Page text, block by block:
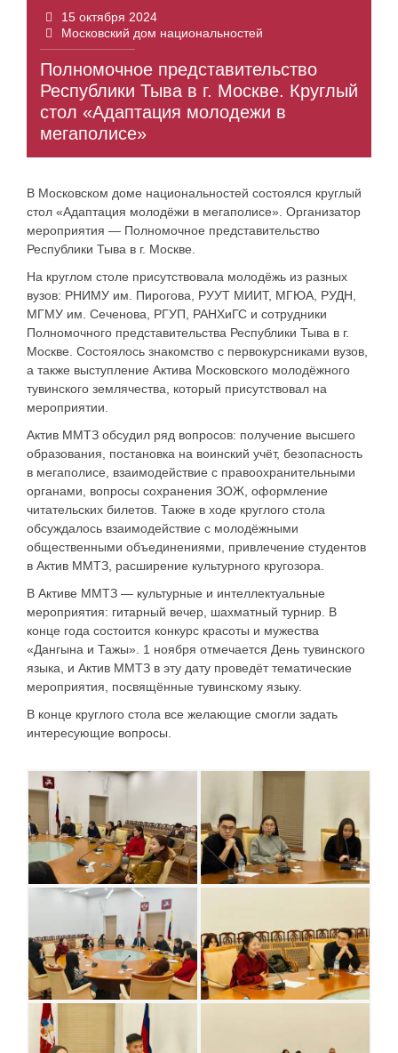
15 октября 2024
Московский дом национальностей
Полномочное представительство
Республики Тыва в г. Москве. Круглый
стол «Адаптация молодежи в
мегаполисе»
В Московском доме национальностей состоялся круглый
стол «Адаптация молодёжи в мегаполисе». Организатор
мероприятия — Полномочное представительство
Республики Тыва в г. Москве.
На круглом столе присутствовала молодёжь из разных
вузов: РНИМУ им. Пирогова, РУУТ МИИТ, МГЮА, РУДН,
МГМУ им. Сеченова, РГУП, РАНХиГС и сотрудники
Полномочного представительства Республики Тыва в г.
Москве. Состоялось знакомство с первокурсниками вузов,
а также выступление Актива Московского молодёжного
тувинского землячества, который присутствовал на
мероприятии.
Актив ММТЗ обсудил ряд вопросов: получение высшего
образования, постановка на воинский учёт, безопасность
в мегаполисе, взаимодействие с правоохранительными
органами, вопросы сохранения ЗОЖ, оформление
читательских билетов. Также в ходе круглого стола
обсуждалось взаимодействие с молодёжными
общественными объединениями, привлечение студентов
в Актив ММТЗ, расширение культурного кругозора.
В Активе ММТЗ — культурные и интеллектуальные
мероприятия: гитарный вечер, шахматный турнир. В
конце года состоится конкурс красоты и мужества
«Дангына и Тажы». 1 ноября отмечается День тувинского
языка, и Актив ММТЗ в эту дату проведёт тематические
мероприятия, посвящённые тувинскому языку.
В конце круглого стола все желающие смогли задать
интересующие вопросы.